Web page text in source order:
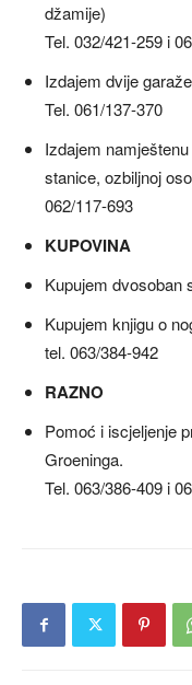
džamije)
Tel. 032/421-259 i
Izdajem dvije
Tel. 061/137-370
Izdajem
stanice, ozbiljnoj
062/117-693
KUPOVINA
Kupujem dvosoban
Kupujem knjigu o
tel. 063/384-942
RAZNO
Pomoć i iscjeljenje
Groeninga.
Tel. 063/386-409 i